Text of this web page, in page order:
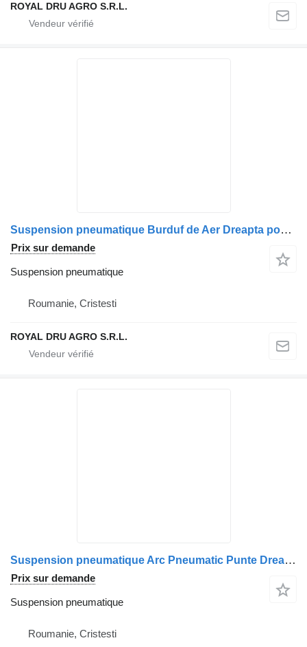
ROYAL DRU AGRO S.R.L.
Suspension pneumatique Burduf de Aer Dreapta pour camion MAN – Diverse Coduri OEM
Prix sur demande
Suspension pneumatique
Roumanie, Cristesti
ROYAL DRU AGRO S.R.L.
Suspension pneumatique Arc Pneumatic Punte Dreapta pour camion DAF Continental 843 N
Prix sur demande
Suspension pneumatique
Roumanie, Cristesti